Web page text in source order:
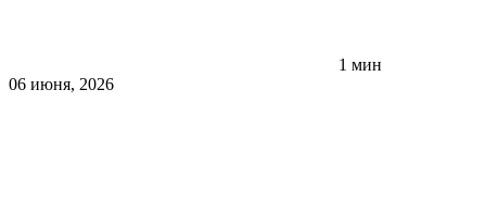
1 мин
06 июня, 2026